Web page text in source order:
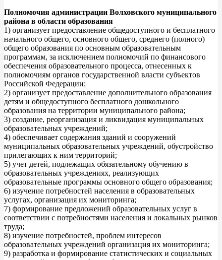
Полномочия администрации Волховского муниципального
района в области образования
1) организует предоставление общедоступного и бесплатного
начального общего, основного общего, среднего (полного)
общего образования по основным образовательным
программам, за исключением полномочий по финансового
обеспечения образовательного процесса, отнесенных к
полномочиям органов государственной власти субъектов
Российской Федерации;
2) организует предоставление дополнительного образования
детям и общедоступного бесплатного дошкольного
образования на территории муниципального района;
3) создание, реорганизация и ликвидация муниципальных
образовательных учреждений;
4) обеспечивает содержания зданий и сооружений
муниципальных образовательных учреждений, обустройство
прилегающих к ним территорий;
5) учет детей, подлежащих обязательному обучению в
образовательных учреждениях, реализующих
образовательные программы основного общего образования;
6) изучение потребностей населения в образовательных
услугах, организация их мониторинга;
7) формирование предложений образовательных услуг в
соответствии с потребностями населения и локальных рынков
труда;
8) изучение потребностей, проблем интересов
образовательных учреждений организация их мониторинга;
9) разработка и формирование статистических и социальных